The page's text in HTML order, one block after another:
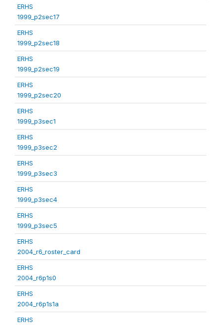
ERHS
1999_p2sec17
ERHS
1999_p2sec18
ERHS
1999_p2sec19
ERHS
1999_p2sec20
ERHS
1999_p3sec1
ERHS
1999_p3sec2
ERHS
1999_p3sec3
ERHS
1999_p3sec4
ERHS
1999_p3sec5
ERHS
2004_r6_roster_card
ERHS
2004_r6p1s0
ERHS
2004_r6p1s1a
ERHS